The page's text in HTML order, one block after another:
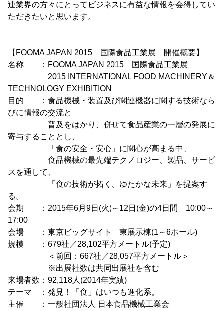
連業界の方々にとってビジネスに有益な情報を会得してい
ただきたいと思います。
【FOOMA JAPAN 2015 国際食品工業展 開催概要】
名称 ：FOOMA JAPAN 2015 国際食品工業展
2015 INTERNATIONAL FOOD MACHINERY＆
TECHNOLOGY EXHIBITION
目的 ：食品機械・装置及び関連機器に関する技術なら
びに情報の交流と
普及をはかり、併せて食品産業の一層の発展に
寄与することとし、
「食の安全・安心」に関心が高まる中、
食品機械の最先端テクノロジー、製品、サービ
スを通して、
「食の技術が拓く、ゆたかな未来」を提案す
る。
会期 ：2015年6月9日(火)～12日(金)の4日間 10:00～
17:00
会場 ：東京ビッグサイト 東展示棟(1～6ホール)
規模 ：679社／28,102平方メートル(予定)
＜前回：667社／28,057平方メートル＞
※出展社数は共同出展社を含む
来場者数：92,118人(2014年実績)
テーマ ：発見！「食」はいつも進化系。
主催 ：一般社団法人 日本食品機械工業会